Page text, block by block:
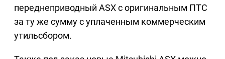
переднеприводный ASX с оригинальным ПТС
за ту же сумму с уплаченным коммерческим
утильсбором.